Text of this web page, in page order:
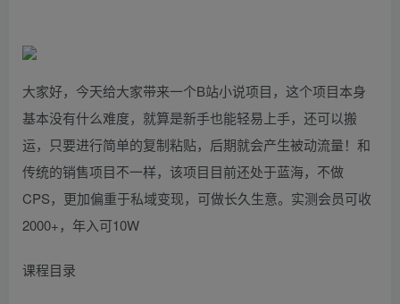
大家好，今天给大家带来一个B站小说项目，这个项目本身
基本没有什么难度，就算是新手也能轻易上手，还可以搬
运，只要进行简单的复制粘贴，后期就会产生被动流量！和
传统的销售项目不一样，该项目目前还处于蓝海，不做
CPS，更加偏重于私域变现，可做长久生意。实测会员可收
2000+，年入可10W
课程目录